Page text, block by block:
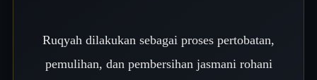
Ruqyah dilakukan sebagai proses pertobatan,
pemulihan, dan pembersihan jasmani rohani